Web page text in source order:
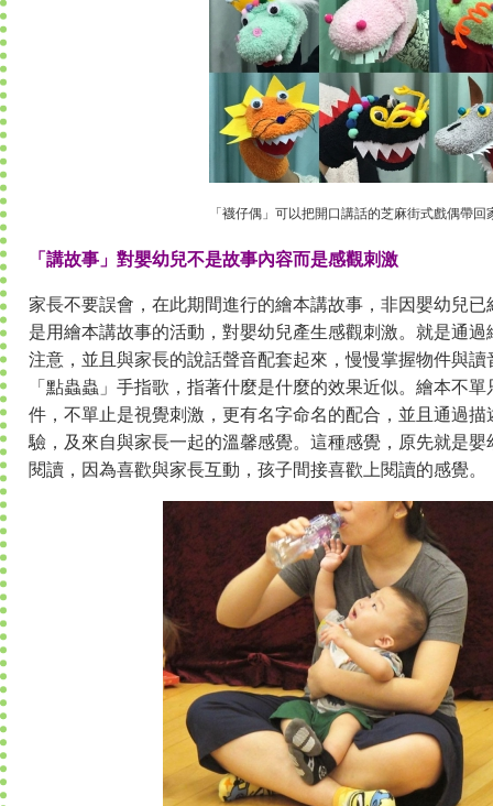
「襪仔偶」可以把開口講話的芝麻街式戲偶帶回
「講故事」對嬰幼兒不是故事內容而是感觀刺激
家長不要誤會，在此期間進行的繪本講故事，非因嬰幼兒
是用繪本講故事的活動，對嬰幼兒產生感觀刺激。就是通
注意，並且與家長的說話聲音配套起來，慢慢掌握物件與
「點蟲蟲」手指歌，指著什麼是什麼的效果近似。繪本不
件，不單止是視覺刺激，更有名字命名的配合，並且通過
驗，及來自與家長一起的溫馨感覺。這種感覺，原先就是
閱讀，因為喜歡與家長互動，孩子間接喜歡上閱讀的感覺。